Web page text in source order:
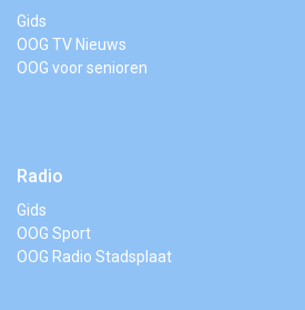
Gids
OOG TV Nieuws
OOG voor senioren
Radio
Gids
OOG Sport
OOG Radio Stadsplaat